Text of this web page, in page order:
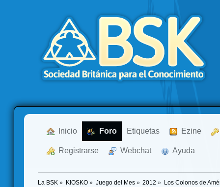
Inicio Foro Etiquetas Ezine
Registrarse Webchat Ayuda
La BSK » KIOSKO» Juego del Mes» 2012 » Los Colonos de